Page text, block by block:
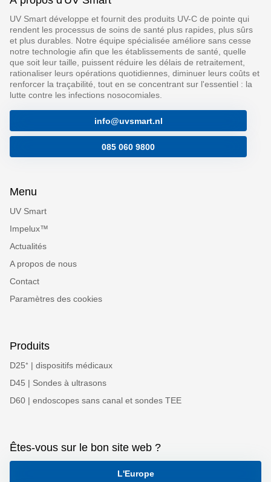
UV Smart développe et fournit des produits UV-C de pointe qui
rendent les processus de soins de santé plus rapides, plus sûrs
et plus durables. Notre équipe spécialisée améliore sans cesse
notre technologie afin que les établissements de santé, quelle
que soit leur taille, puissent réduire les délais de retraitement,
rationaliser leurs opérations quotidiennes, diminuer leurs coûts et
renforcer la traçabilité, tout en se concentrant sur l'essentiel : la
lutte contre les infections nosocomiales.
info@uvsmart.nl
085 060 9800
Menu
UV Smart
Impelux™
Actualités
A propos de nous
Contact
Paramètres des cookies
Produits
D25⁺ | dispositifs médicaux
D45 | Sondes à ultrasons
D60 | endoscopes sans canal et sondes TEE
Êtes-vous sur le bon site web ?
L'Europe